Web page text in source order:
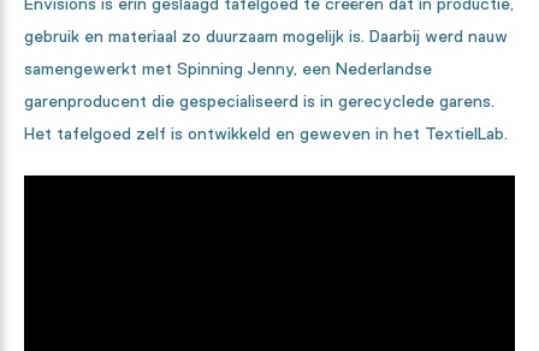
Envisions is erin geslaagd tafelgoed te creëren dat in productie,
gebruik en materiaal zo duurzaam mogelijk is. Daarbij werd nauw
samengewerkt met Spinning Jenny, een Nederlandse
garenproducent die gespecialiseerd is in gerecyclede garens.
Het tafelgoed zelf is ontwikkeld en geweven in het TextielLab.